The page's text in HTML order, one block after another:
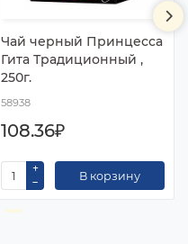
Чай черный Принцесса
Гита Традиционный ,
250г.
58938
108.36₽
В корзину